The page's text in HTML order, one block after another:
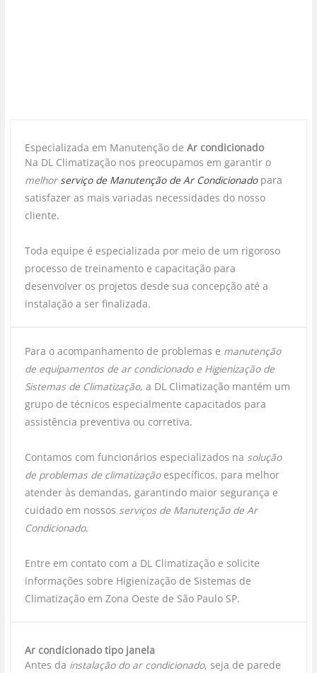
Especializada em Manutenção de Ar condicionado
Na DL Climatização nos preocupamos em garantir o
melhor serviço de Manutenção de Ar Condicionadopara
satisfazer as mais variadas necessidades do nosso
cliente.
Toda equipe é especializada por meio de um rigoroso
processo de treinamento e capacitação para
desenvolver os projetos desde sua concepção até a
instalação a ser finalizada.
Para o acompanhamento de problemas e manutenção
de equipamentos de ar condicionado e Higienização de
Sistemas de Climatização, a DL Climatização mantém um
grupo de técnicos especialmente capacitados para
assistência preventiva ou corretiva.
Contamos com funcionários especializados na solução
de problemas de climatizaçãoespecíficos, para melhor
atender às demandas, garantindo maior segurança e
cuidado em nossos serviços de Manutenção de Ar
Condicionado.
Entre em contato com a DL Climatização e solicite
informações sobre Higienização de Sistemas de
Climatização em Zona Oeste de São Paulo SP.
Ar condicionado tipo janela
Antes da instalação do ar condicionado, seja de parede